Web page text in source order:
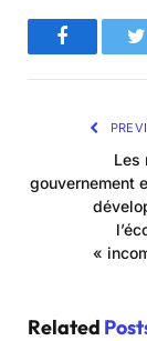
Facebook
Les
gouvernement
«
Related